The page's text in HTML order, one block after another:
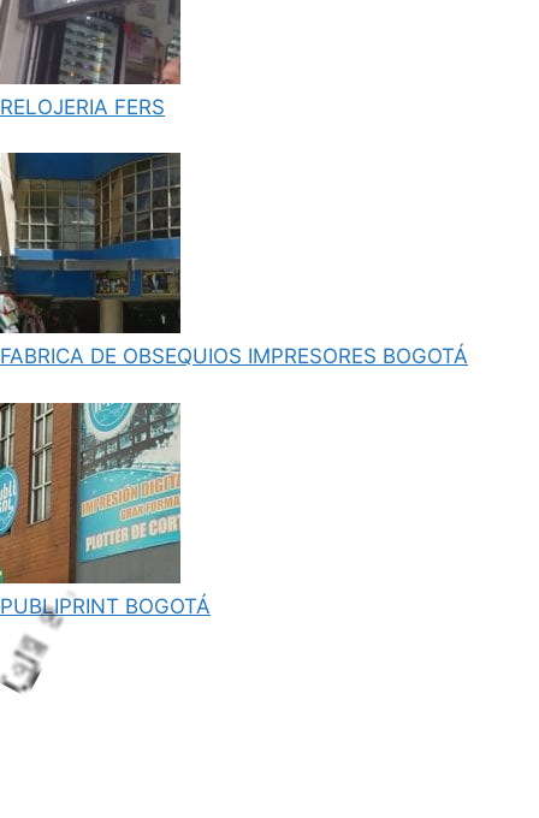
RELOJERIA FERS
FABRICA DE OBSEQUIOS IMPRESORES BOGOTÁ
PUBLIPRINT BOGOTÁ
L
o
a
di
n
g
.